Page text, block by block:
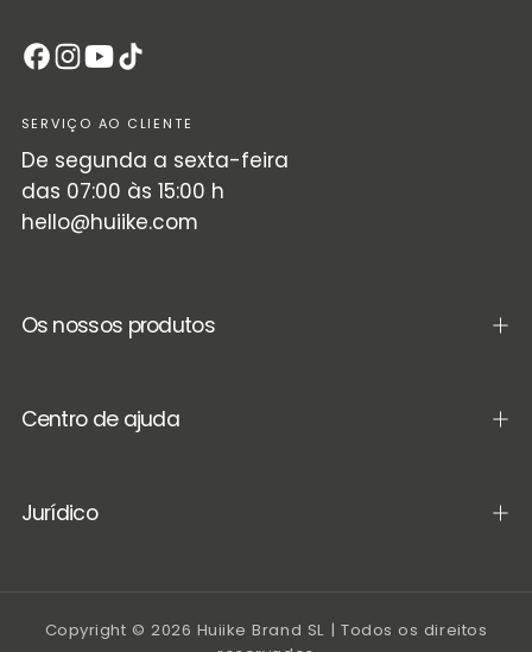
SERVIÇO AO CLIENTE
De segunda a sexta-feira
das 07:00 às 15:00 h
hello@huiike.com
Os nossos produtos
Centro de ajuda
Jurídico
Copyright © 2026 Huiike Brand SL | Todos os direitos